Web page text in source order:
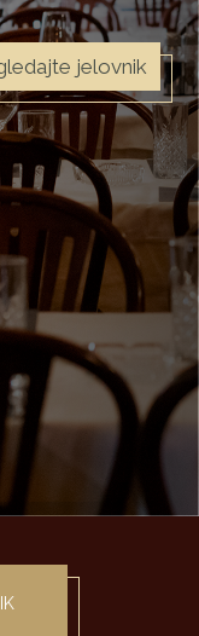
jelovnik